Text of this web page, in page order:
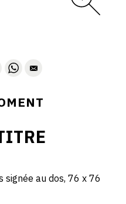
signée au dos, 76 x 76